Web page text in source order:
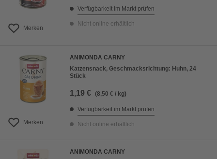
Merken
Verfügbarkeit im Markt prüfen
Nicht online erhältlich
Merken
ANIMONDA CARNY
Katzensnack, Geschmacksrichtung: Huhn, 24
Stück
1,19 € (8,50 € / kg)
Verfügbarkeit im Markt prüfen
Nicht online erhältlich
ANIMONDA CARNY